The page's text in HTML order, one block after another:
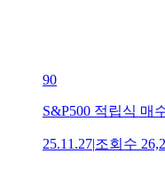
90
S&P500 적립식 매
25.11.27|조회수